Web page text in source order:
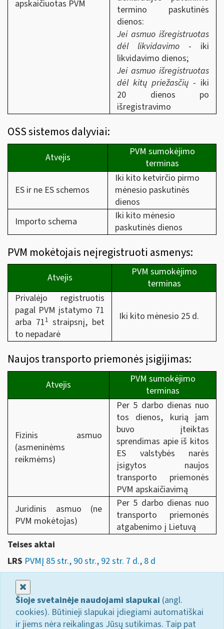
apskaičiuotas PVM
termino paskutinės
dienos:
Jei asmuo išregistruotas
dėl likvidavimo - iki
likvidavimo dienos;
Jei asmuo išregistruotas
dėl kitų priežasčių - iki
20 dienos po
išregistravimo
OSS sistemos dalyviai:
Atvejis
PVM sumokėjimo
terminas
ES ir ne ES schemos
Iki kito ketvirčio pirmo
mėnesio paskutinės
dienos
Importo schema
Iki kito mėnesio
paskutinės dienos
PVM mokėtojais neįregistruoti asmenys:
Atvejis
PVM sumokėjimo
terminas
Privalėjo registruotis
pagal PVM įstatymo 71
arba 711 straipsnį, bet
to nepadarė
Iki kito mėnesio 25 d.
Naujos transporto priemonės įsigijimas:
Atvejis
PVM sumokėjimo
terminas
Fizinis asmuo
(asmeninėms
reikmėms)
Per 5 darbo dienas nuo
tos dienos, kurią jam
buvo įteiktas
sprendimas apie iš kitos
ES valstybės narės
įsigytos naujos
transporto priemonės
PVM apskaičiavimą
Juridinis asmuo (ne
PVM mokėtojas)
Per 5 darbo dienas nuo
transporto priemonės
atgabenimo į Lietuvą
Teises aktai
LRS PVMĮ 85 str., 90 str., 92 str. 7 d., 8 d
Šioje svetainėje naudojami slapukai (angl.
cookies). Būtinieji slapukai įdiegiami automatiškai
ir jiems nėra reikalingas Jūsų sutikimas. Taip pat